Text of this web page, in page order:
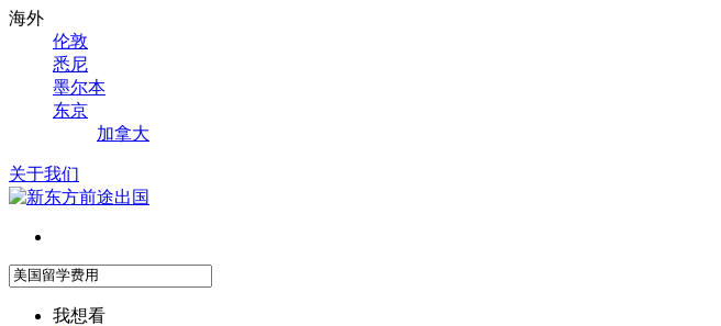
海外
伦敦
悉尼
墨尔本
东京
加拿大
关于我们
我想看